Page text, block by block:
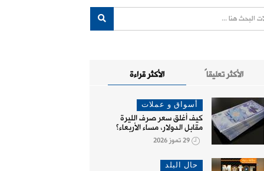
الأكثر قراءة الأكثر تعليقاً
أسواق و عملات
كيف أغلق سعر صرف الليرة
مقابل الدولار، مساء الأربعاء؟
29 تموز 2026
حال البلد